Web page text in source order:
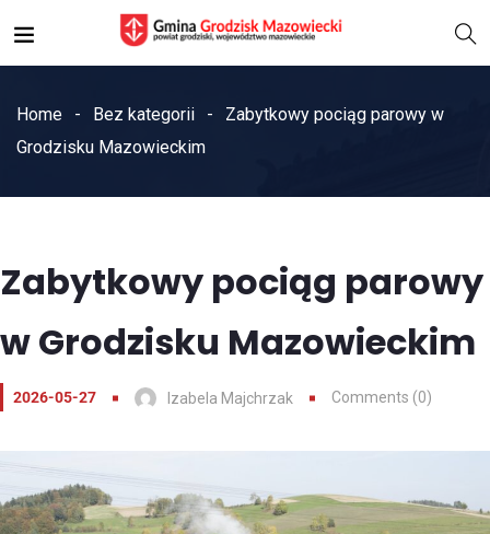
Home Bez kategorii
Zabytkowy pociąg parowy w
Grodzisku Mazowieckim
Zabytkowy pociąg parowy
w Grodzisku Mazowieckim
2026-05-27 Izabela Majchrzak Comments (0)